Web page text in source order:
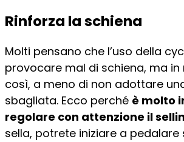
Rinforza la schiena
Molti pensano che l’uso della
provocare mal di schiena, ma in
così, a meno di non adottare
sbagliata. Ecco perché è molto
regolare con attenzione il
sella, potrete iniziare a pedalare